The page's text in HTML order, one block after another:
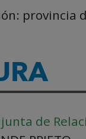
provincia
de